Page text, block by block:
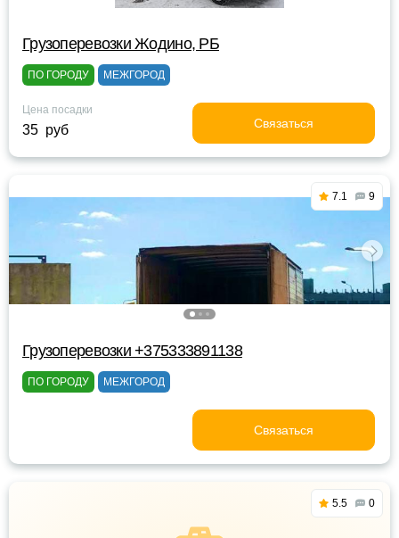
Грузоперевозки Жодино, РБ
ПО ГОРОДУ МЕЖГОРОД
Цена посадки
35 руб Связаться
7.1 9
Грузоперевозки +375333891138
ПО ГОРОДУ МЕЖГОРОД
Связаться
5.5 0